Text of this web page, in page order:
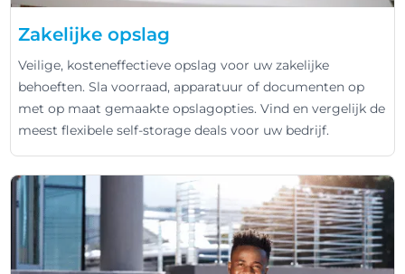
Zakelijke opslag
Veilige, kosteneffectieve opslag voor uw zakelijke
behoeften. Sla voorraad, apparatuur of documenten op
met op maat gemaakte opslagopties. Vind en vergelijk de
meest flexibele self-storage deals voor uw bedrijf.